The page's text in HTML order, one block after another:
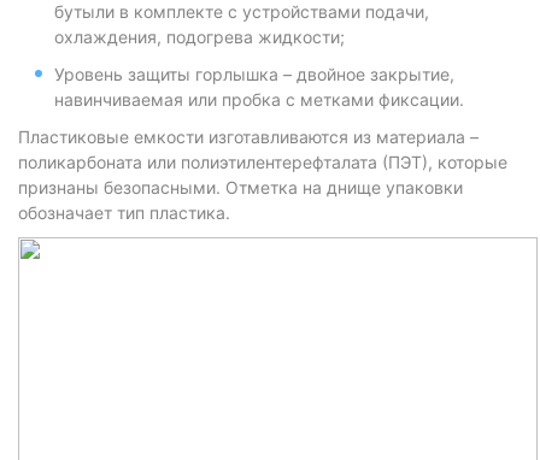
бутыли в комплекте с устройствами подачи,
охлаждения, подогрева жидкости;
Уровень защиты горлышка – двойное закрытие,
навинчиваемая или пробка с метками фиксации.
Пластиковые емкости изготавливаются из материала –
поликарбоната или полиэтилентерефталата (ПЭТ), которые
признаны безопасными. Отметка на днище упаковки
обозначает тип пластика.